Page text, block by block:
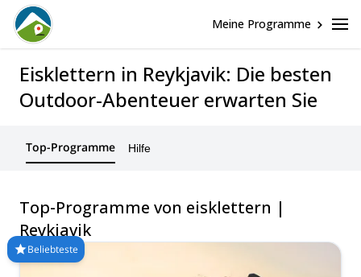
Meine Programme
Eisklettern in Reykjavik: Die besten
Outdoor-Abenteuer erwarten Sie
Top-Programme Hilfe
Top-Programme von eisklettern |
Reykjavik
Beliebteste